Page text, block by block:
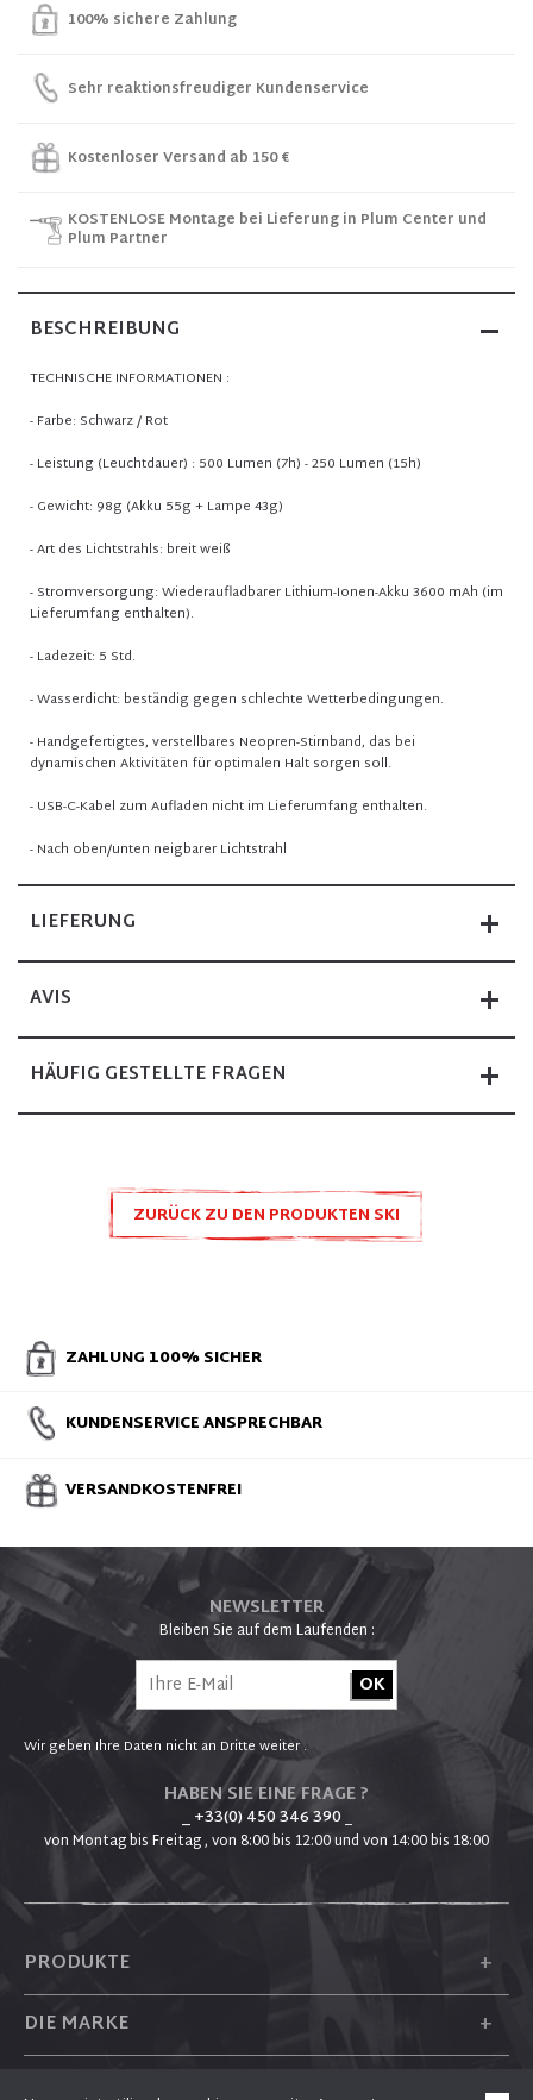
100% sichere Zahlung
Sehr reaktionsfreudiger Kundenservice
Kostenloser Versand ab 150 €
KOSTENLOSE Montage bei Lieferung in Plum Center und
Plum Partner
BESCHREIBUNG
TECHNISCHE INFORMATIONEN :
- Farbe: Schwarz / Rot
- Leistung (Leuchtdauer) : 500 Lumen (7h) - 250 Lumen (15h)
- Gewicht: 98g (Akku 55g + Lampe 43g)
- Art des Lichtstrahls: breit weiß
- Stromversorgung: Wiederaufladbarer Lithium-Ionen-Akku 3600 mAh (im
Lieferumfang enthalten).
- Ladezeit: 5 Std.
- Wasserdicht: beständig gegen schlechte Wetterbedingungen.
- Handgefertigtes, verstellbares Neopren-Stirnband, das bei
dynamischen Aktivitäten für optimalen Halt sorgen soll.
- USB-C-Kabel zum Aufladen nicht im Lieferumfang enthalten.
- Nach oben/unten neigbarer Lichtstrahl
LIEFERUNG
AVIS
HÄUFIG GESTELLTE FRAGEN
ZURÜCK ZU DEN PRODUKTEN SKI
ZAHLUNG 100% SICHER
KUNDENSERVICE ANSPRECHBAR
VERSANDKOSTENFREI
NEWSLETTER
Bleiben Sie auf dem Laufenden :
Wir geben Ihre Daten nicht an Dritte weiter .
HABEN SIE EINE FRAGE ?
_ +33(0) 450 346 390_
von Montag bis Freitag , von 8:00 bis 12:00 und von 14:00 bis 18:00
PRODUKTE +
DIE MARKE +
+